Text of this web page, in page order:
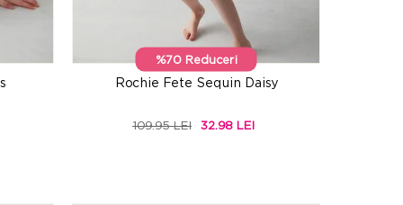
%70 Reduceri
Rochie Fete Sequin Daisy
109.95 LEI 32.98 LEI